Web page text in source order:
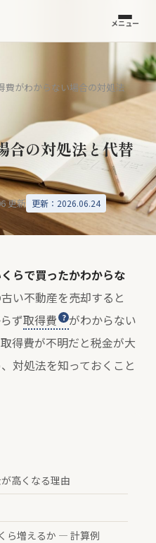
メニュー
費がわからない場合の対処法
合の対処法と代替
更新 更新：2026.06.24
らで買ったかわからな
い不動産を売却すると
ず取得費
がわからない
得費が不明だと税金が大
対処法を知っておくこと
高くなる理由
ら増えるか — 計算例